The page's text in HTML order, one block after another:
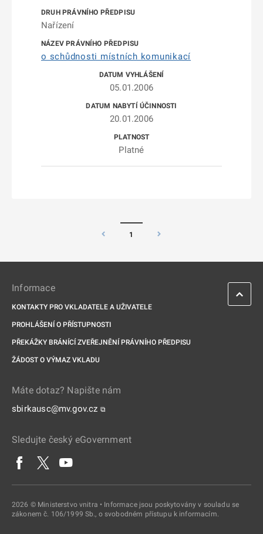
Nařízení
o schůdnosti místních komunikací
05.01.2006
20.01.2006
Platné
1
Informace
KONTAKTY PRO VKLADATELE A UŽIVATELE
PROHLÁŠENÍ O PŘÍSTUPNOSTI
PŘEKÁŽKY BRÁNÍCÍ ZVEŘEJNĚNÍ PRÁVNÍHO PŘEDPISU
ŽÁDOST O VÝMAZ VKLADU
Máte dotaz? Napište nám
sbirkausc@mv.gov.cz ⧉
Sledujte český eGovernment
2026 © Ministerstvo vnitra • Informace jsou poskytovány v souladu se
zákonem č. 106/1999 Sb., o svobodném přístupu k informacím.